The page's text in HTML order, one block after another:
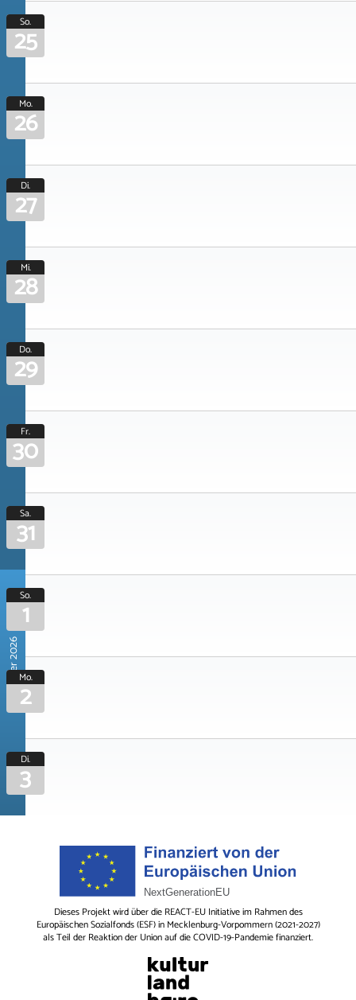
So.
25
Mo.
26
Di.
27
Mi.
28
Do.
29
Fr.
30
Sa.
31
November 2026
So.
1
Mo.
2
Di.
3
Dieses Projekt wird über die REACT-EU Initiative im Rahmen des
Europäischen Sozialfonds (ESF) in Mecklenburg-Vorpommern (2021-2027)
als Teil der Reaktion der Union auf die COVID-19-Pandemie finanziert.